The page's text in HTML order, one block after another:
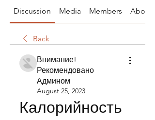
Discussion Media Members About
Back
Внимание!
Рекомендовано
Админом
August 25, 2023
Калорийность